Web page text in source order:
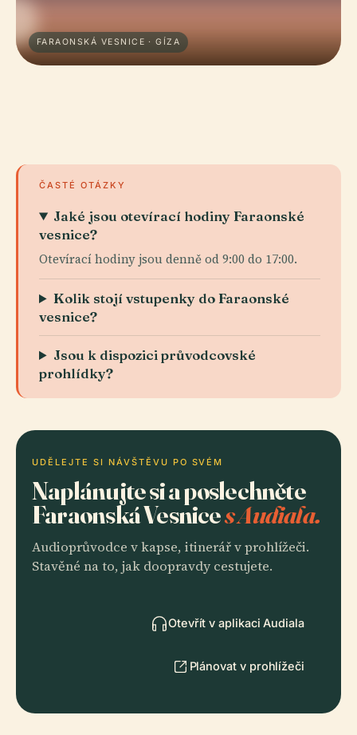
FARAONSKÁ VESNICE · GÍZA
ČASTÉ OTÁZKY
Jaké jsou otevírací hodiny Faraonské
vesnice?
Otevírací hodiny jsou denně od 9:00 do 17:00.
Kolik stojí vstupenky do Faraonské
vesnice?
Jsou k dispozici průvodcovské
prohlídky?
UDĚLEJTE SI NÁVŠTĚVU PO SVÉM
Naplánujte si a poslechněte
Faraonská Vesnices Audiala.
Audioprůvodce v kapse, itinerář v prohlížeči.
Stavěné na to, jak doopravdy cestujete.
Otevřít v aplikaci Audiala
Plánovat v prohlížeči